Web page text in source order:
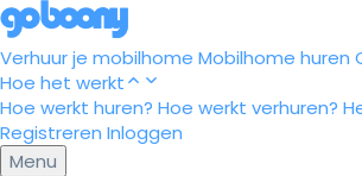
Verhuur je mobilhome Mobilhome huren
Hoe het werkt
Hoe werkt huren? Hoe werkt verhuren?
Registreren Inloggen
Menu